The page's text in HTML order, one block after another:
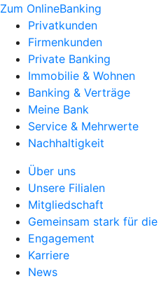
Zum OnlineBanking
Privatkunden
Firmenkunden
Private Banking
Immobilie & Wohnen
Banking & Verträge
Meine Bank
Service & Mehrwerte
Nachhaltigkeit
Über uns
Unsere Filialen
Mitgliedschaft
Gemeinsam stark für
Engagement
Karriere
News